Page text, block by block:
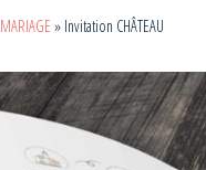
MARIAGE » Invitation CHÂTEAU